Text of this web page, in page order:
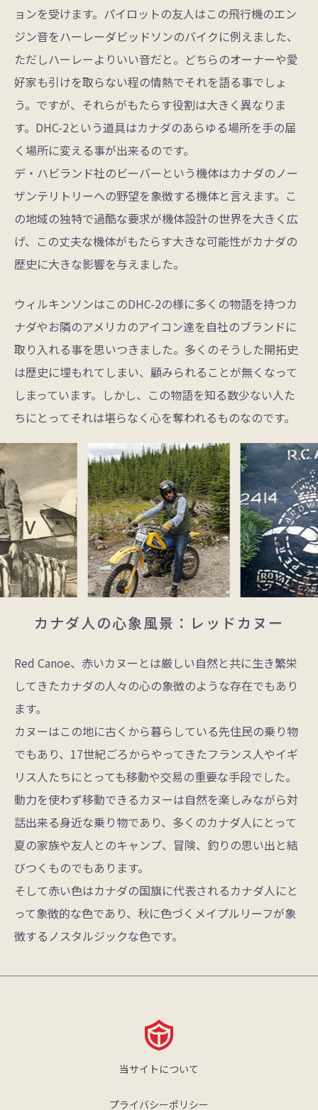
ョンを受けます。パイロットの友人はこの飛行機のエン
ジン音をハーレーダビッドソンのバイクに例えました、
ただしハーレーよりいい音だと。どちらのオーナーや愛
好家も引けを取らない程の情熱でそれを語る事でしょ
う。ですが、それらがもたらす役割は大きく異なりま
す。DHC-2という道具はカナダのあらゆる場所を手の届
く場所に変える事が出来るのです。
デ・ハビランド社のビーバーという機体はカナダのノー
ザンテリトリーへの野望を象徴する機体と言えます。こ
の地域の独特で過酷な要求が機体設計の世界を大きく広
げ、この丈夫な機体がもたらす大きな可能性がカナダの
歴史に大きな影響を与えました。
ウィルキンソンはこのDHC-2の様に多くの物語を持つカ
ナダやお隣のアメリカのアイコン達を自社のブランドに
取り入れる事を思いつきました。多くのそうした開拓史
は歴史に埋もれてしまい、顧みられることが無くなって
しまっています。しかし、この物語を知る数少ない人た
ちにとってそれは堪らなく心を奪われるものなのです。
カナダ人の心象風景：レッドカヌー
Red Canoe、赤いカヌーとは厳しい自然と共に生き繁栄
してきたカナダの人々の心の象徴のような存在でもあり
ます。
カヌーはこの地に古くから暮らしている先住民の乗り物
でもあり、17世紀ごろからやってきたフランス人やイギ
リス人たちにとっても移動や交易の重要な手段でした。
動力を使わず移動できるカヌーは自然を楽しみながら対
話出来る身近な乗り物であり、多くのカナダ人にとって
夏の家族や友人とのキャンプ、冒険、釣りの思い出と結
びつくものでもあります。
そして赤い色はカナダの国旗に代表されるカナダ人にと
って象徴的な色であり、秋に色づくメイプルリーフが象
徴するノスタルジックな色です。
当サイトについて
プライバシーポリシー